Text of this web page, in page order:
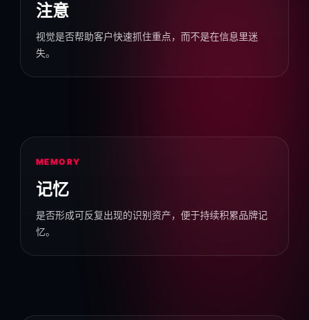
注意
视觉是否帮助客户快速抓住重点，而不是在信息里迷
失。
MEMORY
记忆
是否形成可反复出现的识别资产，便于持续积累品牌记
忆。